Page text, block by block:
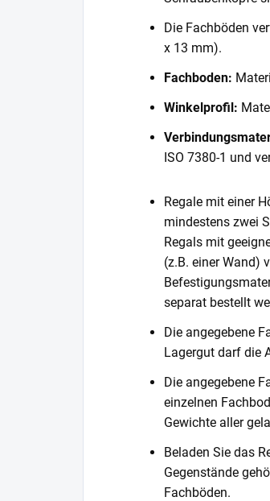
Die Fachböden
x 13 mm).
Fachboden:
Winkelprofil:
ISO 7380-1 und
Regale mit einer
mindestens zwei
Regals mit
(z.B. einer Wand)
separat bestellt
Die angegebene
Lagergut darf die
Die angegebene
einzelnen
Gewichte aller
Beladen Sie das
Gegenstände
Fachböden.